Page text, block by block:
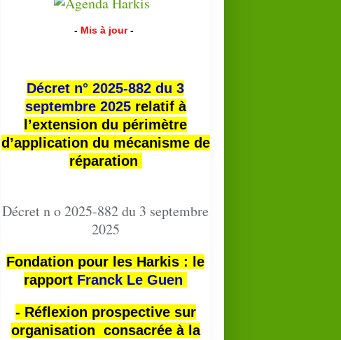
- Mis à jour -
Décret n° 2025-882 du 3
septembre 2025relatif à
l’extension du périmètre
d’application du mécanisme de
réparation
Décret n o 2025-882 du 3 septembre
2025
Fondation pour les Harkis : le
rapport Franck Le Guen
- Réflexion prospective sur
organisation consacrée à la